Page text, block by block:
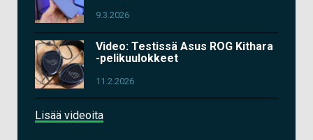
9.3.2026
Video: Testissä Asus ROG Kithara
-pelikuulokkeet
11.2.2026
Lisää videoita